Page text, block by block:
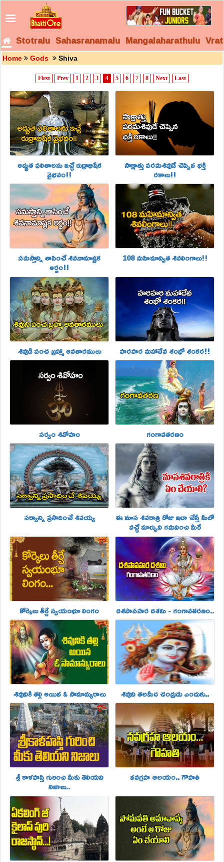
Stotralu Sahasranamalu Mangalaharathulu
Home Gods Shiva
First Prev 1 2 3 4 5 6 7 8 Next Last
అద్భుత ఫలితాలను ఇచ్చే రుద్రాభిషేక
వైభవం!!
సాక్షాత్తు పరమశివుడే చెప్పిన భక్తి
రకాలు!!
సమస్తాన్ని శాసించే శివనామాష్టక
అర్థం!!
108 మహిమాన్విత శివలింగాలు!!
శివుడి పంచ బ్రహ్మా అవతారములు హరహర మహాదేవ శంభో శంకర!!
సర్వం శివోహం గంగావతరణం
సర్వాన్ని ప్రసాదించే శివయ్య ఈ మాస శివరాత్రి రోజు ఇలా చేస్తే మీలో
వచ్చే మార్పుని గమనించి మీరే
ఆశ్చర్యపోతారు..
కోర్కెలు తీర్చే స్వయంభూ లింగం దశపాపహర దశమి - గంగావతరణం..
శివునికి తల్లి అయిన ఓ సామాన్యురాలు శివుని తలమీద చంద్రుడు ఎందుకు..
శ్రీ కాళహస్తి గురించి మీకు తెలియని
నిజాలు..
నవగ్రహ ఆలయం.. గౌహతి